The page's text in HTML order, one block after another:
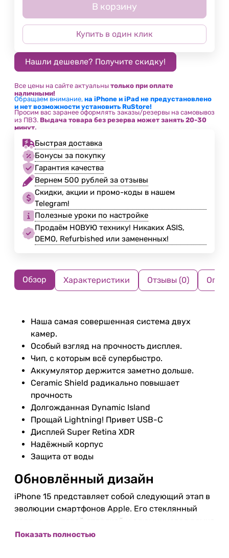
В корзину
Купить в один клик
Все цены на сайте актуальны только при оплате
наличными!
Обращаем внимание, на iPhone и iPad не предустановлено
и нет возможности установить RuStore!
Просим вас заранее оформлять заказы/резервы на самовывоз
из ПВЗ. Выдача товара без резерва может занять 20-30
минут.
Быстрая доставка
Бонусы за покупку
Гарантия качества
Вернем 500 рублей за отзывы
Скидки, акции и промо-коды в нашем
Telegram!
Полезные уроки по настройке
Продаём НОВУЮ технику! Никаких ASIS,
DEMO, Refurbished или замененных!
Обзор Характеристики Отзывы (0)
Наша самая совершенная система двух
камер.
Особый взгляд на прочность дисплея.
Чип, с которым всё супербыстро.
Аккумулятор держится заметно дольше.
Ceramic Shield радикально повышает
прочность
Долгожданная Dynamic Island
Прощай Lightning! Привет USB-C
Дисплей Super Retina XDR
Надёжный корпус
Защита от воды
Обновлённый дизайн
iPhone 15 представляет собой следующий этап в
эволюции смартфонов Apple. Его стеклянный
корпус с матовой отделкой и алюминиевая рамка
сочетают в себе элегантность и прочность, делая
Показать полностью